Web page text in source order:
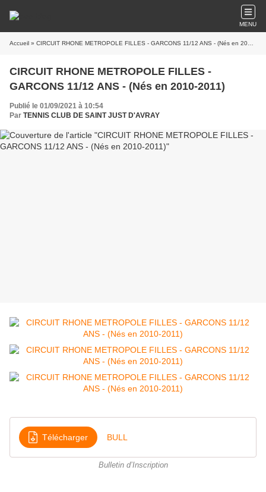
MENU
Accueil » CIRCUIT RHONE METROPOLE FILLES - GARCONS 11/12 ANS - (Nés en 2010-2011)
CIRCUIT RHONE METROPOLE FILLES -
GARCONS 11/12 ANS - (Nés en 2010-2011)
Publié le 01/09/2021 à 10:54
Par TENNIS CLUB DE SAINT JUST D'AVRAY
Télécharger BULL
Bulletin d’Inscription